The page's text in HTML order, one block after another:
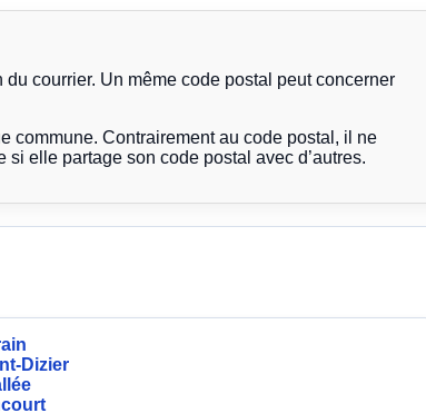
courrier. Un même code postal peut concerner
commune. Contrairement au code postal, il ne
elle partage son code postal avec d’autres.
Dizier